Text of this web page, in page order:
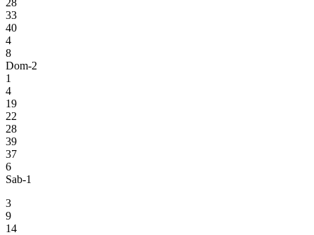
33
40
4
8
Dom-2
1
4
19
22
28
39
37
6
Sab-1
3
9
14